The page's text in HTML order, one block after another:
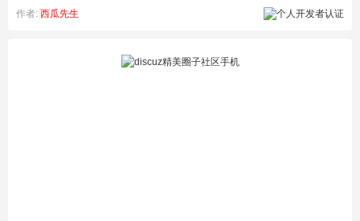
作者: 西瓜先生